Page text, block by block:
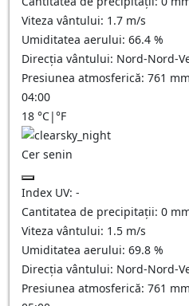
Viteza vântului: 1.7 m/s
Umiditatea aerului: 66.4 %
Direcția vântului: Nord-Nord-
Presiunea atmosferică: 761
04:00
18 °C|°F
Cer senin
Index UV: -
Cantitatea de precipitații: 0
Viteza vântului: 1.5 m/s
Umiditatea aerului: 69.8 %
Direcția vântului: Nord-Nord-
Presiunea atmosferică: 761